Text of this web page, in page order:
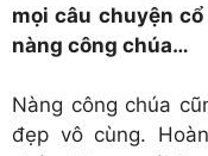
mọi câu chuyện
nàng công chúa…
Nàng công chúa
đẹp vô cùng.